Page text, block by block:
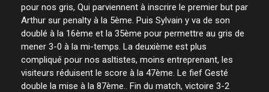
pour nos gris, Qui parviennent à inscrire le premier but par
Arthur sur penalty à la 5ème. Puis Sylvain y va de son
doublé à la 16ème et la 35ème pour permettre au gris de
mener 3-0 à la mi-temps. La deuxième est plus
compliqué pour nos asltistes, moins entreprenant, les
visiteurs réduisent le score à la 47ème. Le fief Gesté
double la mise à la 87ème.. Fin du match, victoire 3-2